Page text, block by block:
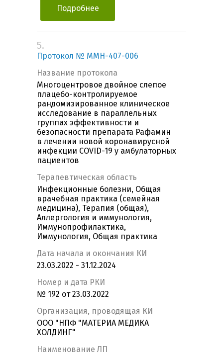
Подробнее
5.
Протокол № MMH-407-006
Название протокола
Многоцентровое двойное слепое
плацебо-контролируемое
рандомизированное клиническое
исследование в параллельных
группах эффективности и
безопасности препарата Рафамин
в лечении новой коронавирусной
инфекции COVID-19 у амбулаторных
пациентов
Терапевтическая область
Инфекционные болезни, Общая
врачебная практика (семейная
медицина), Терапия (общая),
Аллергология и иммунология,
Иммунопрофилактика,
Иммунология, Общая практика
Дата начала и окончания КИ
23.03.2022 - 31.12.2024
Номер и дата РКИ
№ 192 от 23.03.2022
Организация, проводящая КИ
ООО "НПФ "МАТЕРИА МЕДИКА
ХОЛДИНГ"
Наименование ЛП